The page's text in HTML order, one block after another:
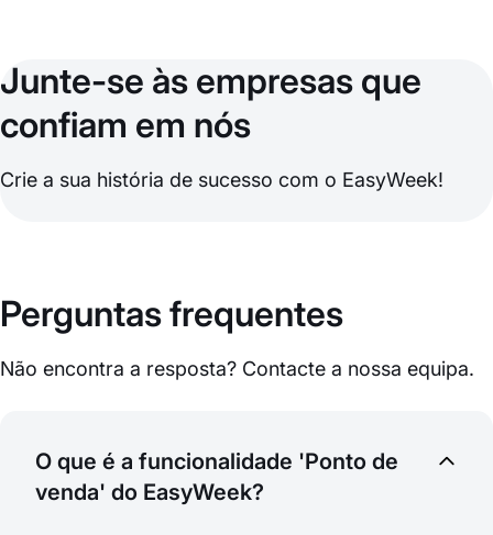
Junte-se às empresas que
confiam em nós
Crie a sua história de sucesso com o EasyWeek!
Perguntas frequentes
Não encontra a resposta? Contacte a nossa equipa.
O que é a funcionalidade 'Ponto de
venda' do EasyWeek?